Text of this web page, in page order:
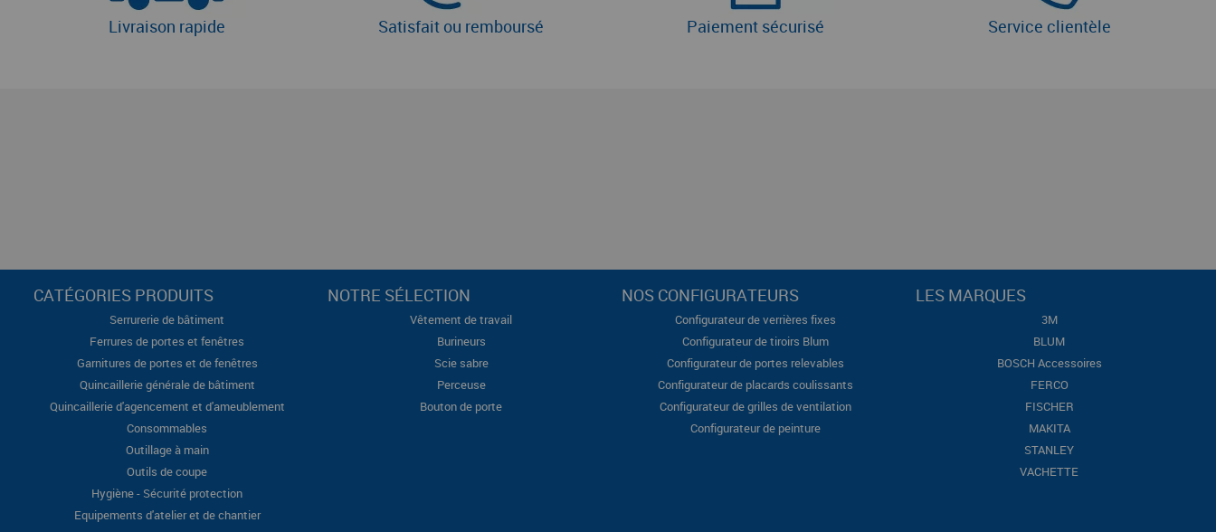
Livraison rapide Satisfait ou remboursé Paiement sécurisé Service clientèle
CATÉGORIES PRODUITS
Serrurerie de bâtiment
Ferrures de portes et fenêtres
Garnitures de portes et de fenêtres
Quincaillerie générale de bâtiment
Quincaillerie d'agencement et d'ameublement
Consommables
Outillage à main
Outils de coupe
Hygiène - Sécurité protection
Equipements d'atelier et de chantier
NOTRE SÉLECTION
Vêtement de travail
Burineurs
Scie sabre
Perceuse
Bouton de porte
NOS CONFIGURATEURS
Configurateur de verrières fixes
Configurateur de tiroirs Blum
Configurateur de portes relevables
Configurateur de placards coulissants
Configurateur de grilles de ventilation
Configurateur de peinture
LES MARQUES
3M
BLUM
BOSCH Accessoires
FERCO
FISCHER
MAKITA
STANLEY
VACHETTE